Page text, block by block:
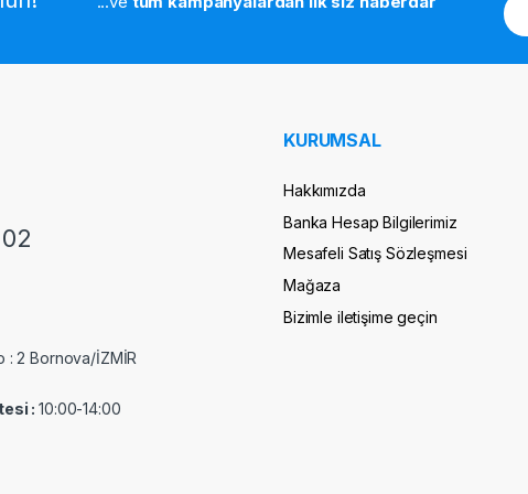
m
: 2 Bornova/İZMİR
:10:00-14:00
KURUMSAL
Hakkımızda
Banka Hesap Bilgilerimiz
Mesafeli Satış Sözleşmesi
Mağaza
Bizimle iletişime geçin